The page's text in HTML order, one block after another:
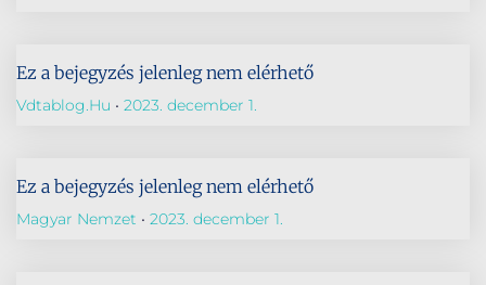
Ez a bejegyzés jelenleg nem elérhető
Vdtablog.hu 2023. december 1.
Ez a bejegyzés jelenleg nem elérhető
Magyar Nemzet 2023. december 1.